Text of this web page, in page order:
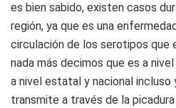
es bien sabido, existen casos
región, ya que es una
circulación de los serotipos que
nada más decimos que es a
a nivel estatal y nacional
transmite a través de la